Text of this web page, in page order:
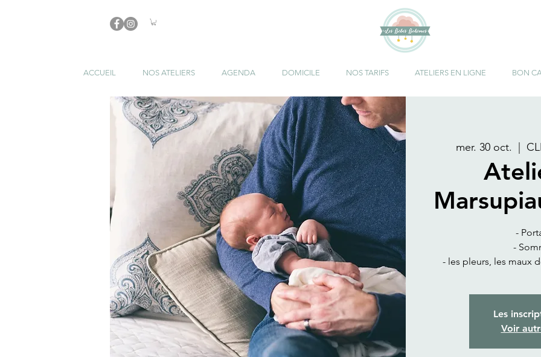
ACCUEIL NOS ATELIERS AGENDA DOMICILE NOS TARIFS ATELIERS EN LIGNE BON
mer. 30 oct.
  |
-
-
- les pleurs, les maux
Les
Voir